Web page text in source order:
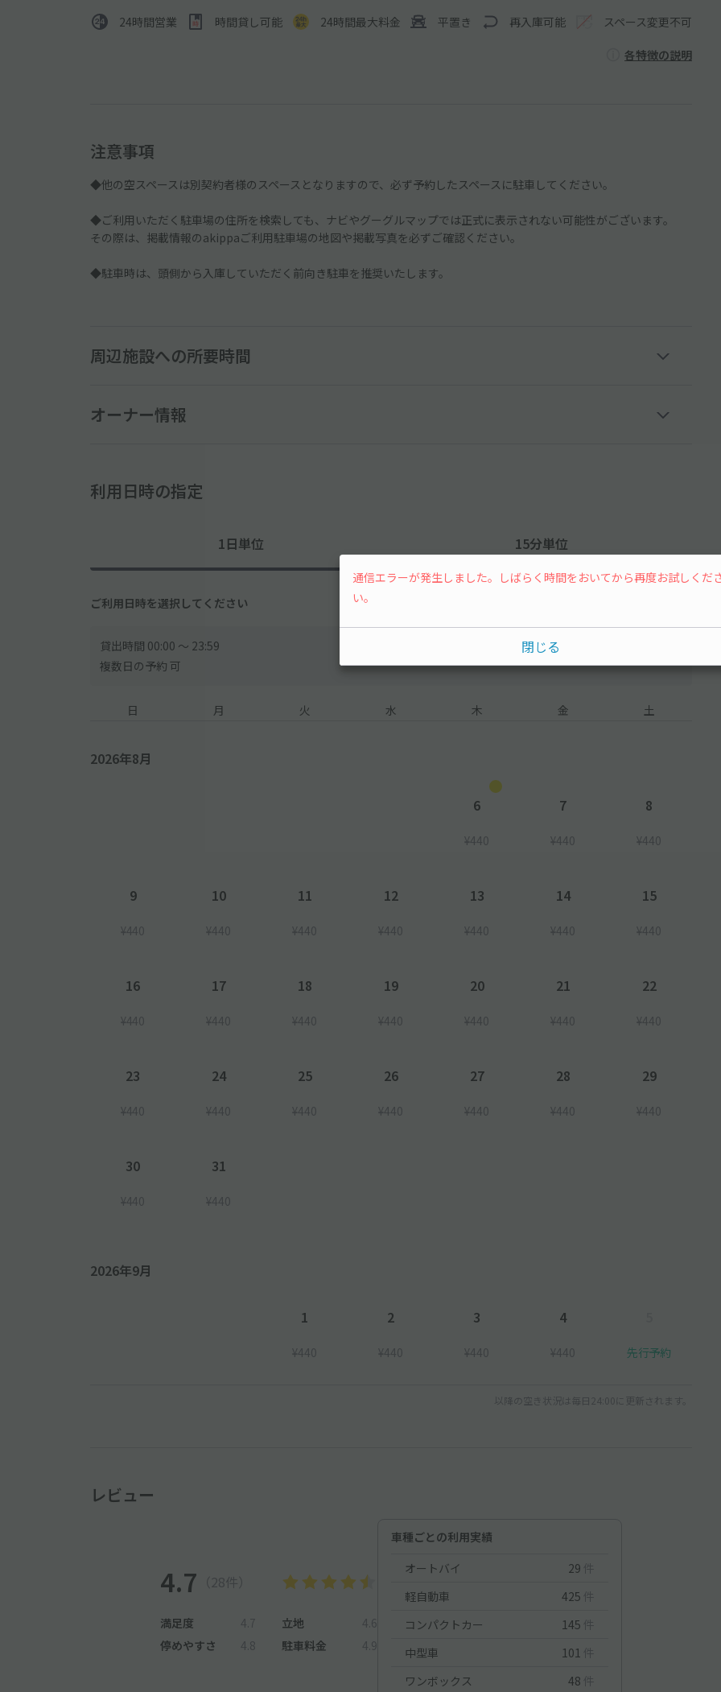
24時間営業 時間貸し可能 24時間最大料金 平置き 再入庫可能 スペース変更不可
各特徴の説明
注意事項
◆他の空スペースは別契約者様のスペースとなりますので、必ず予約したスペースに駐車してください。
◆ご利用いただく駐車場の住所を検索しても、ナビやグーグルマップでは正式に表示されない可能性がございます。
その際は、掲載情報のakippaご利用駐車場の地図や掲載写真を必ずご確認ください。
◆駐車時は、頭側から入庫していただく前向き駐車を推奨いたします。
周辺施設への所要時間
オーナー情報
利用日時の指定
1日単位 15分単位
ご利用日時を選択してください
貸出時間 00:00 〜 23:59
複数日の予約 可
日 月 火 水 木 金 土
2026年8月
6
¥440
7
¥440
8
¥440
9
¥440
10
¥440
11
¥440
12
¥440
13
¥440
14
¥440
15
¥440
16
¥440
17
¥440
18
¥440
19
¥440
20
¥440
21
¥440
22
¥440
23
¥440
24
¥440
25
¥440
26
¥440
27
¥440
28
¥440
29
¥440
30
¥440
31
¥440
2026年9月
1
¥440
2
¥440
3
¥440
4
¥440 先行予約
以降の空き状況は毎日24:00に更新されます。
レビュー
4.7 （28件）
満足度 4.7 立地
4.6
停めやすさ
4.8 駐車料金 4.9
車種ごとの利用実績
オートバイ
29 件
軽自動車
425 件
コンパクトカー
145 件
中型車
101 件
ワンボックス
48 件
通信エラーが発生しました。しばらく時間をおいてから再度お試しくだ
い。
閉じる